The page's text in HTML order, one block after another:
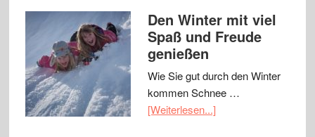
Den Winter mit viel
Spaß und Freude
genießen
Wie Sie gut durch den Winter
kommen Schnee …
[Weiterlesen...]